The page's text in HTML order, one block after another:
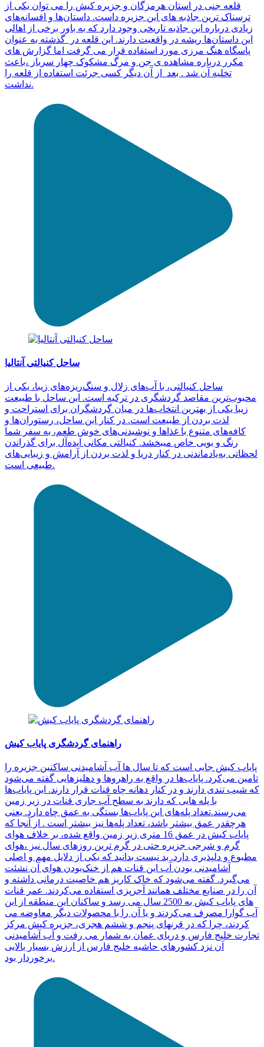
قلعه جنی در استان هرمزگان و جزیره کیش را می توان یکی از
ترسناک ترین جاذبه های این جزیره داست. داستان‌ها و افسانه‌های
زیادی درباره این جاذبه تاریخی وجود دارد که به باور برخی از اهالی
این داستان‌ها ریشه در واقعیت دارند. این قلعه در گذشته به عنوان
پاسگاه هنگ مرزی مورد استفاده قرار می گرفت اما گزارش های
مکرر درباره مشاهده‌ ی جن و مرگ مشکوک چهار سرباز ،باعث
تخلیه آن شد . بعد از آن دیگر کسی جرئت استفاده از قلعه را
نداشت.
ساحل کنیالتی آنتالیا
ساحل کنیالتی، با آب‌های زلال و سنگ‌ریزه‌های زیبا، یکی از
محبوب‌ترین مقاصد گردشگری در ترکیه است. این ساحل با طبیعت
زیبا یکی از بهترین انتخاب‌ها در میان گردشگران برای استراحت و
لذت بردن از طبیعت است. در کنار این ساحل، رستوران‌ها و
کافه‌های متنوع با غذاها و نوشیدنی‌های خوش طعم، به سفر شما
رنگ و بویی خاص میبخشد. کنیالتی مکانی ایده‌آل برای گذراندن
لحظاتی به‌یادماندنی در کنار دریا و لذت بردن از آرامش و زیبایی‌های
طبیعی است.
راهنمای گردشگری پایاب کیش
پایاب کیش جایی است که تا سال ها آب آشامیدنی ساکنین جزیره را
تامین می‌کرد. پایاب‌ها در واقع به راهروها و دهلیزهایی گفته می‌شود
که شیب تندی دارند و در کنار دهانه چاه قنات قرار دارند. این پایاب‌ها
با پله هایی که دارند به سطح آب جاری قنات در زیر زمین
می‌رسند.تعداد پله‌های این پایاب‌ها بستگی به عمق چاه دارد. یعنی
هرچقدر عمق بیشتر باشد، تعداد پله‌ها نیز بیشتر است . از آنجا که
پایاب کیش در عمق 16 متری زیر زمین واقع شده، بر خلاف هوای
گرم و شرجی جزیره حتی در گرم ترین روزهای سال نیز ،هوای
مطبوع و دلپذیری دارد. بد نیست بدانید که یکی از دلایل مهم و اصلی
آشامیدنی بودن آب این قنات هم از خنک‌بودن هوای آن نشئت
می‌گیرد. گفته می‌شود که خاک کاریز هم خاصیت درمانی داشته و
آن را در صنایع مختلف همانند آجرپزی استفاده می‌کردند. عمر قنات
های پایاب کیش به 2500 سال می رسد و ساکنان این منطقه از این
آب گوارا مصرف می‌کردند و یا آن را با محصولات دیگر معاوضه می
کردند، چرا که در قرنهای پنجم و ششم هجری، جزیره کیش مرکز
تجارت خلیج فارس و دریای عمان به شمار می رفت و آب آشامیدنی
آن نزد کشورهای حاشیه خلیج فارس از ارزش بسیار بالایی
برخوردار بود.